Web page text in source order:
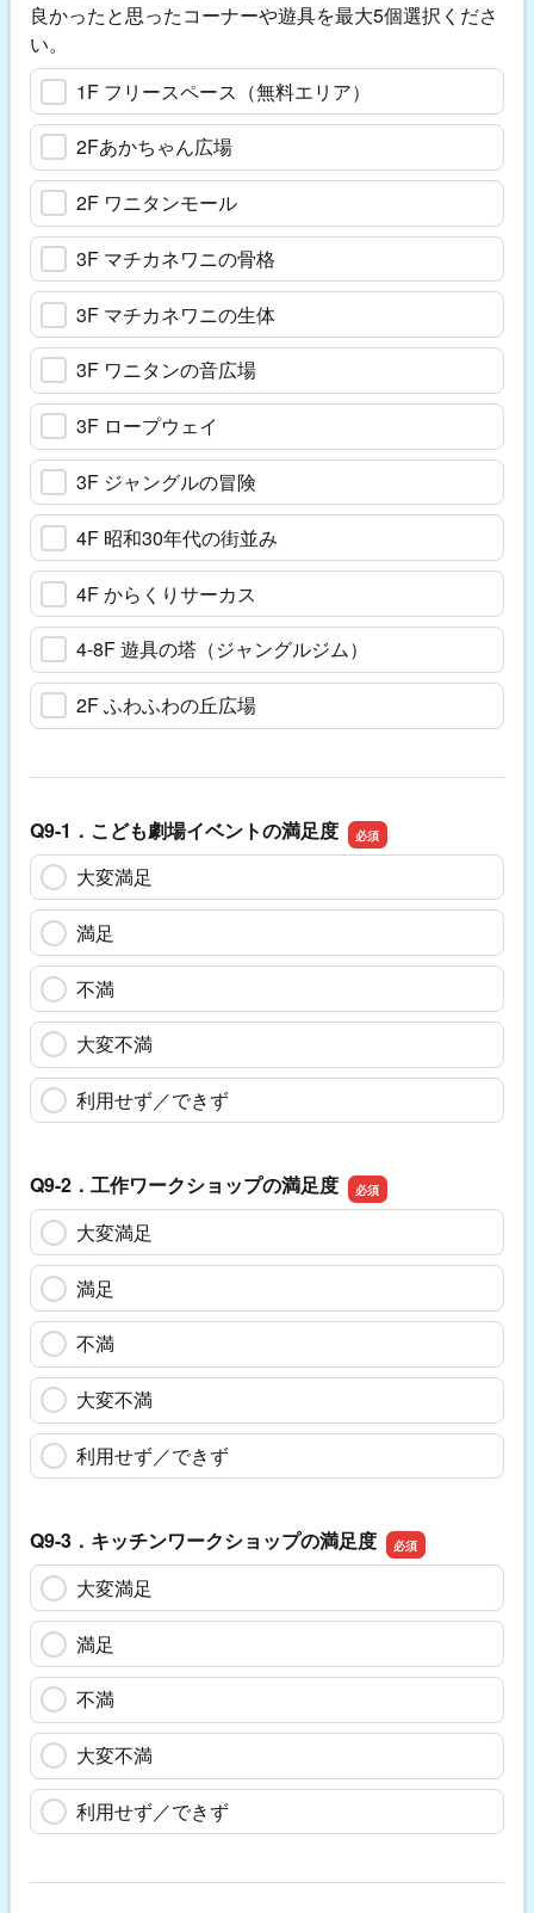
良かったと思ったコーナーや遊具を最大5個選択くださ
い。
1F フリースペース（無料エリア）
2Fあかちゃん広場
2F ワニタンモール
3F マチカネワニの骨格
3F マチカネワニの生体
3F ワニタンの音広場
3F ロープウェイ
3F ジャングルの冒険
4F 昭和30年代の街並み
4F からくりサーカス
4-8F 遊具の塔（ジャングルジム）
2F ふわふわの丘広場
Q9-1．こども劇場イベントの満足度
大変満足
満足
不満
大変不満
利用せず／できず
Q9-2．工作ワークショップの満足度
大変満足
満足
不満
大変不満
利用せず／できず
Q9-3．キッチンワークショップの満足度
大変満足
満足
不満
大変不満
利用せず／できず